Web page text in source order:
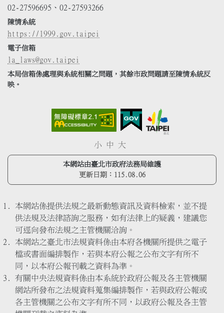
02-27596695、02-27593266
陳情系統
https://1999.gov.taipei
電子信箱
la_laws@gov.taipei
本局信箱係處理與系統相關之問題，其餘市政問題請至陳情系統反
映。
小 中 大
本網站由臺北市政府法務局維護
更新日期： 115.08.06
本網站係提供法規之最新動態資訊及資料檢索，並不提
供法規及法律諮詢之服務，如有法律上的疑義，建議您
可逕向發布法規之主管機關洽詢。
本網站之臺北市法規資料係由本府各機關所提供之電子
檔或書面編排製作，若與本府公報之公布文字有所不
同，以本府公報刊載之資料為準。
有關中央法規資料係由本系統於政府公報及各主管機關
網站所發布之法規資料蒐集編排製作，若與政府公報或
各主管機關之公布文字有所不同，以政府公報及各主管